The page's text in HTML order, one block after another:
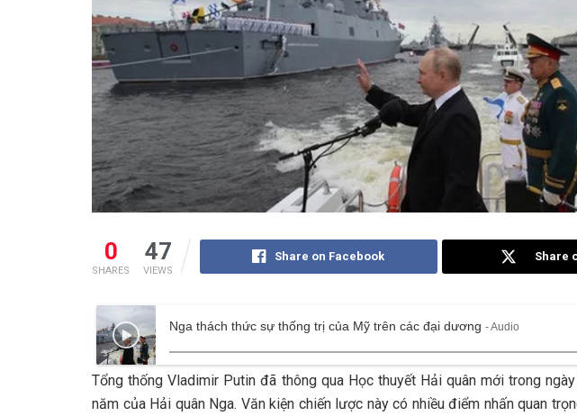
0
SHARES
47
VIEWS
Share on Facebook Share
Nga thách thức sự thống trị của Mỹ trên các đại dương - Audio
Tổng thống Vladimir Putin đã thông qua Học thuyết Hải quân mới trong
năm của Hải quân Nga. Văn kiện chiến lược này có nhiều điểm nhấn quan